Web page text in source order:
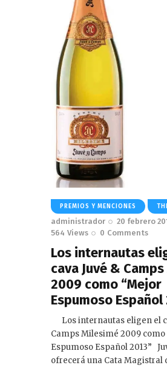
PREMIOS Y MENCIONES
administrador
20 febrero
564 Views 0 Comments
Los internautas
cava Juvé &
2009 como “Mejor
Espumoso Español
Los internautas eligen el
Camps Milesimé 2009 como
Espumoso Español 2013”
ofrecerá una Cata Magistral